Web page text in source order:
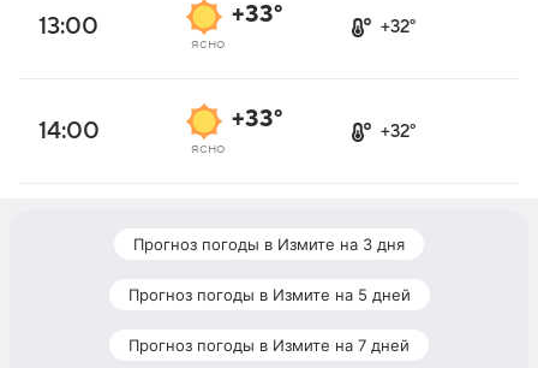
13:00 +33°
ясно
+32°
14:00 +33°
ясно
+32°
Прогноз погоды в Измите на 3 дня
Прогноз погоды в Измите на 5 дней
Прогноз погоды в Измите на 7 дней